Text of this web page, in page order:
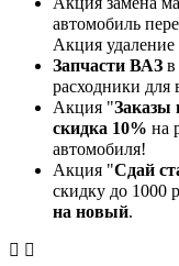
автомобиль
Акция
Запчасти ВАЗ в
расходники для
Акция "Заказы
скидка 10% на
автомобиля!
Акция "Сдай
скидку до 1000
на новый.